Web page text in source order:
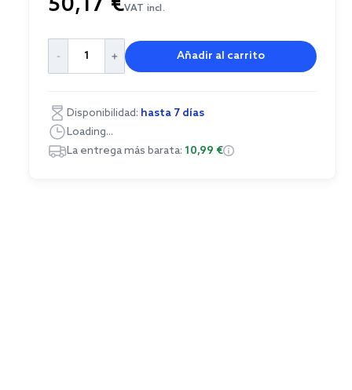
VAT incl.
Añadir al carrito
Disponibilidad: hasta 7 días
Loading...
La entrega más barata: 10,99 €